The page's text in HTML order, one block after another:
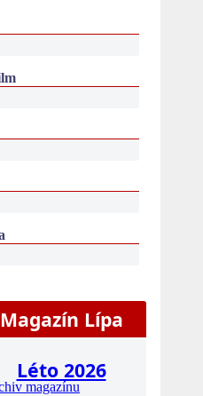
Magazín Lípa
Léto 2026
magazínu